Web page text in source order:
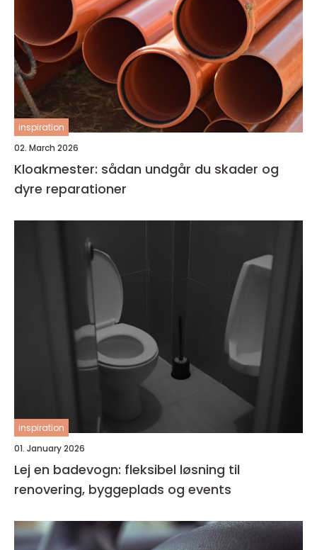
inspiration
02. March 2026
Kloakmester: sådan undgår du skader og
dyre reparationer
inspiration
01. January 2026
Lej en badevogn: fleksibel løsning til
renovering, byggeplads og events